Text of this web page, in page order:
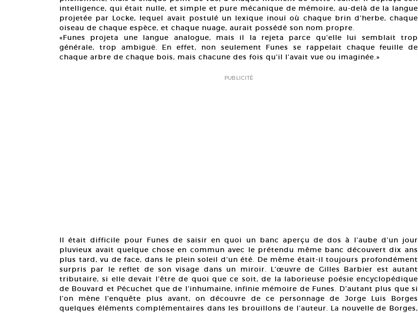
intelligence, qui était nulle, et simple et pure mécanique de mémoire, au-delà de la langue
projetée par Locke, lequel avait postulé un lexique inouï où chaque brin d’herbe, chaque
oiseau de chaque espèce, et chaque nuage, aurait possédé son nom propre.
«Funes projeta une langue analogue, mais il la rejeta parce qu’elle lui semblait trop
générale, trop ambiguë. En effet, non seulement Funes se rappelait chaque feuille de
chaque arbre de chaque bois, mais chacune des fois qu’il l’avait vue ou imaginée.»
PUBLICITÉ
Il était difficile pour Funes de saisir en quoi un banc aperçu de dos à l’aube d’un jour
pluvieux avait quelque chose en commun avec le prétendu même banc découvert dix ans
plus tard, vu de face, dans le plein soleil d’un été. De même était-il toujours profondément
surpris par le reflet de son visage dans un miroir. L’œuvre de Gilles Barbier est autant
tributaire, si elle devait l’être de quoi que ce soit, de la laborieuse poésie encyclopédique
de Bouvard et Pécuchet que de l’inhumaine, infinie mémoire de Funes. D’autant plus que si
l’on mène l’enquête plus avant, on découvre de ce personnage de Jorge Luis Borges
quelques éléments complémentaires dans les brouillons de l’auteur. La nouvelle de Borges,